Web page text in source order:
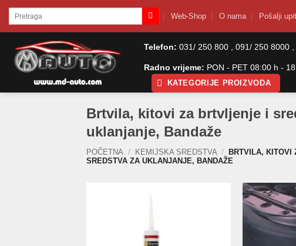
SkipPretraži: Web-Shop O nama Pošalji upit
Telefon: 031/ 250 800 , 091/ 250 8000 ,
Radno vrijeme: PON - PET 08:00 h -
KATEGORIJE PROIZVODA
Brtvila, kitovi za brtvljenje i
uklanjanje, Bandaže
POČETNA / KEMIJSKA SREDSTVA /
BRTVILA, KITOVI
SREDSTVA ZA UKLANJANJE, BANDAŽE